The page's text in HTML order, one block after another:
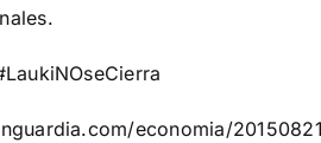
economia/